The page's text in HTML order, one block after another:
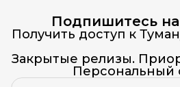
Подпишитесь
Получить доступ к
Закрытые релизы.
Персональный